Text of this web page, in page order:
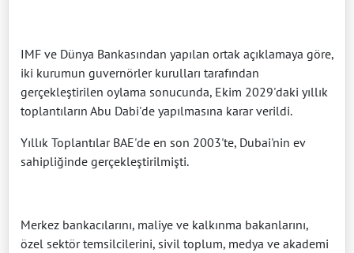
IMF ve Dünya Bankasından yapılan ortak açıklamaya göre,
iki kurumun guvernörler kurulları tarafından
gerçekleştirilen oylama sonucunda, Ekim 2029'daki yıllık
toplantıların Abu Dabi'de yapılmasına karar verildi.
Yıllık Toplantılar BAE'de en son 2003'te, Dubai'nin ev
sahipliğinde gerçekleştirilmişti.
Merkez bankacılarını, maliye ve kalkınma bakanlarını,
özel sektör temsilcilerini, sivil toplum, medya ve akademi